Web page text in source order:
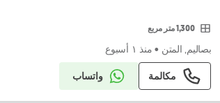
1,300 متر مربع
بصاليم, المتن • منذ ١ أسبوع
مكالمة واتساب